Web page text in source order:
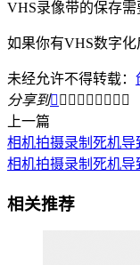
VHS录像带的保存
如果你有VHS数字
未经允许不得转载：
分享到        
上一篇
相机拍摄录制死机
相机拍摄录制死机
相关推荐